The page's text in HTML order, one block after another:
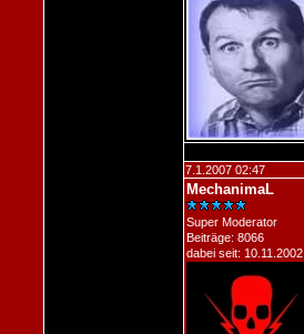
7.1.2007 02:47
MechanimaL
Super Moderator
Beiträge: 8066
dabei seit: 10.11.2002